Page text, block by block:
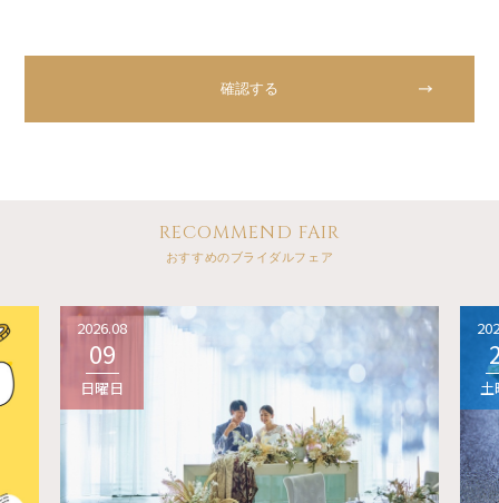
RECOMMEND FAIR
おすすめのブライダルフェア
2026.08
09
日曜日 土